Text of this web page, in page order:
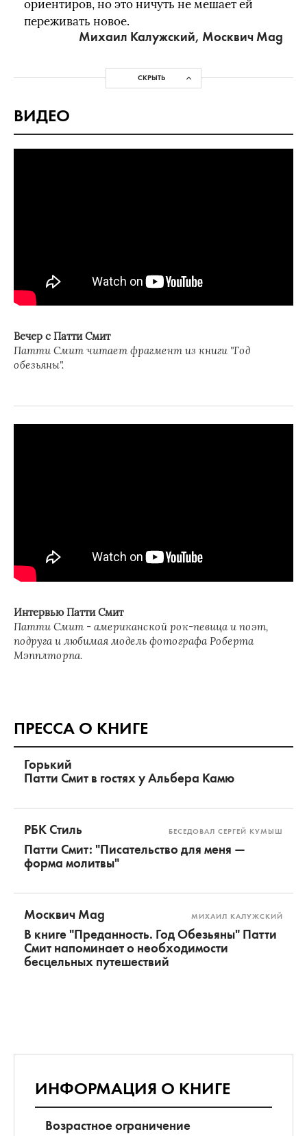
ориентиров, но это ничуть не мешает ей
переживать новое.
Михаил Калужский, Москвич Mag
СКРЫТЬ
ВИДЕО
Вечер с Патти Смит
Патти Смит читает фрагмент из книги "Год
обезьяны".
Интервью Патти Смит
Патти Смит - американской рок-певица и поэт,
подруга и любимая модель фотографа Роберта
Мэпплторпа.
ПРЕССА О КНИГЕ
Горький
Патти Смит в гостях у Альбера Камю
РБК Стиль БЕСЕДОВАЛ СЕРГЕЙ КУМЫШ
Патти Смит: "Писательство для меня —
форма молитвы"
Москвич Mag МИХАИЛ КАЛУЖСКИЙ
В книге "Преданность. Год Обезьяны" Патти
Смит напоминает о необходимости
бесцельных путешествий
ИНФОРМАЦИЯ О КНИГЕ
Возрастное ограничение